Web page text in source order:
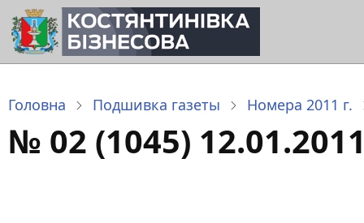
Перейти
до
основного
Головна Подшивка газеты Номера 2011 г.
№ 02 (1045) 12.01.2011